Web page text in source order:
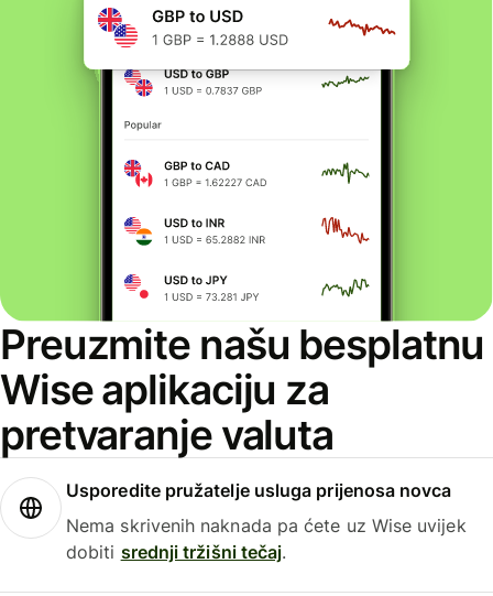
Preuzmite našu besplatnu
Wise aplikaciju za
pretvaranje valuta
Usporedite pružatelje usluga prijenosa novca
Nema skrivenih naknada pa ćete uz Wise uvijek
dobiti srednji tržišni tečaj.